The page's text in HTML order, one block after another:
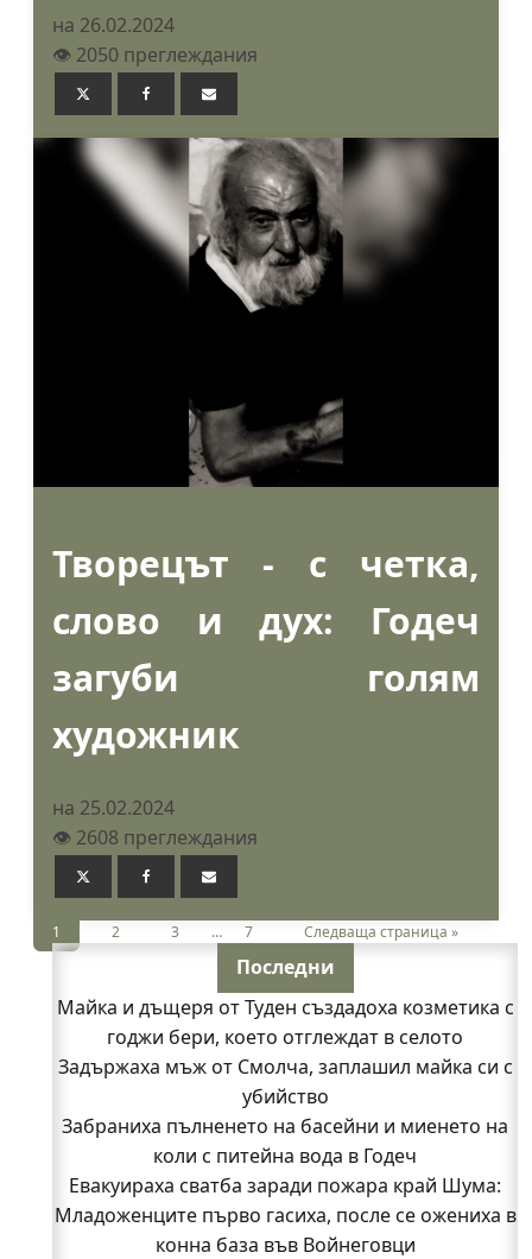
на 26.02.2024
👁️ 2050 преглеждания
Творецът - с четка,
слово и дух: Годеч
загуби голям
художник
на 25.02.2024
👁️ 2608 преглеждания
1 2 3 … 7 Следваща страница »
Последни
Майка и дъщеря от Туден създадоха козметика с
годжи бери, което отглеждат в селото
Задържаха мъж от Смолча, заплашил майка си с
убийство
Забраниха пълненето на басейни и миенето на
коли с питейна вода в Годеч
Евакуираха сватба заради пожара край Шума:
Младоженците първо гасиха, после се ожениха в
конна база във Войнеговци